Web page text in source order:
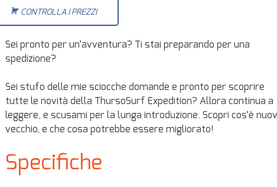
CONTROLLA I PREZZI
Sei pronto per un’avventura? Ti stai preparando per una
spedizione?
Sei stufo delle mie sciocche domande e pronto per scoprire
tutte le novità della ThursoSurf Expedition? Allora continua a
leggere, e scusami per la lunga introduzione. Scopri cos’è
vecchio, e che cosa potrebbe essere migliorato!
Specifiche